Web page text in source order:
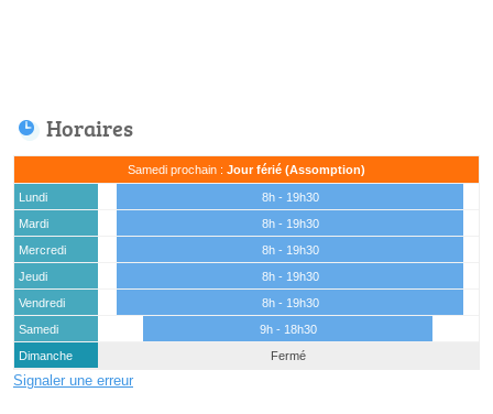
Horaires
Samedi prochain : Jour férié (Assomption)
Lundi
8h - 19h30
Mardi
8h - 19h30
Mercredi
8h - 19h30
Jeudi
8h - 19h30
Vendredi
8h - 19h30
Samedi
9h - 18h30
Dimanche
Fermé
Signaler une erreur